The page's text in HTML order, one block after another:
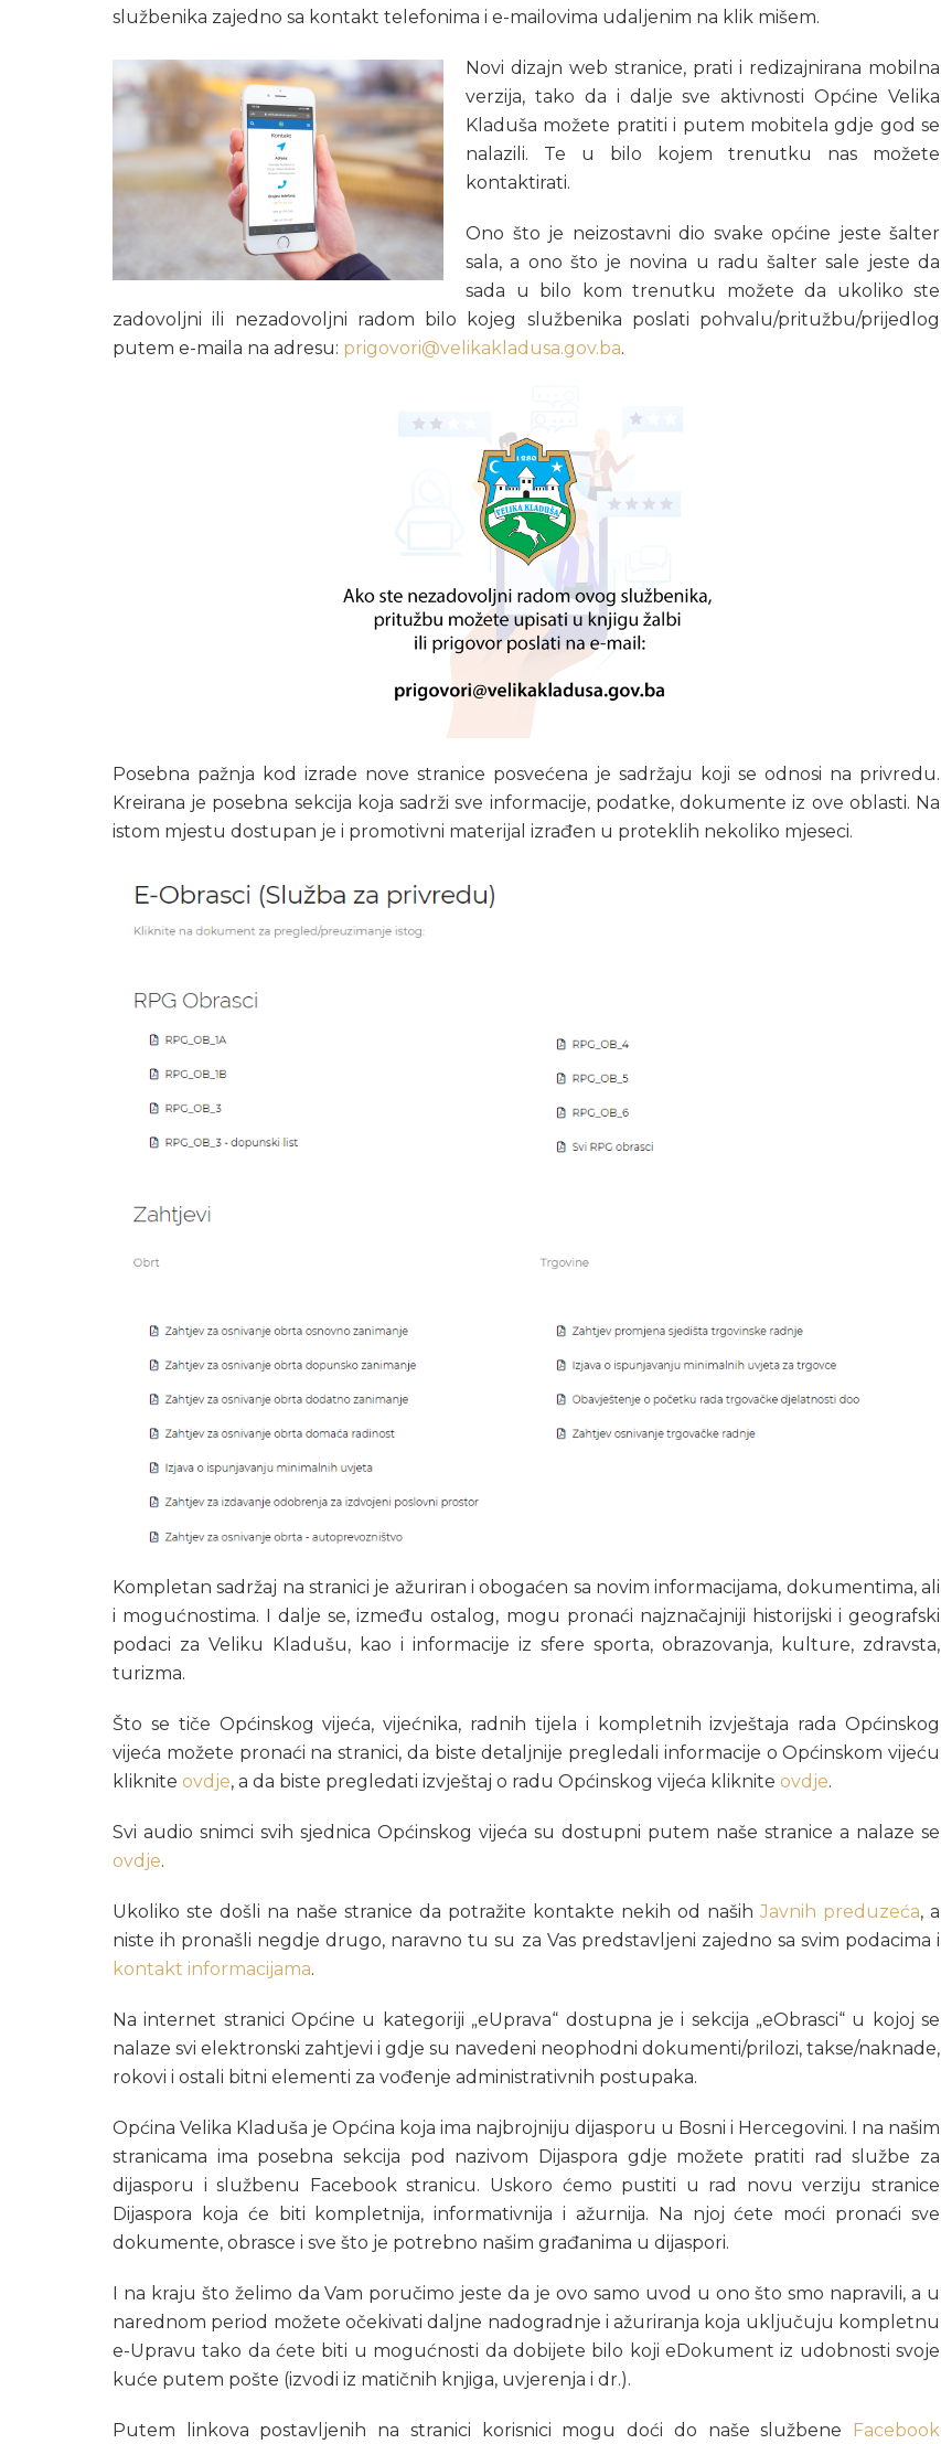
službenika zajedno sa kontakt telefonima i e-mailovima udaljenim na klik mišem.
Novi dizajn web stranice, prati i redizajnirana mobilna
verzija, tako da i dalje sve aktivnosti Općine Velika
Kladuša možete pratiti i putem mobitela gdje god se
nalazili. Te u bilo kojem trenutku nas možete
kontaktirati.
Ono što je neizostavni dio svake općine jeste šalter
sala, a ono što je novina u radu šalter sale jeste da
sada u bilo kom trenutku možete da ukoliko ste
zadovoljni ili nezadovoljni radom bilo kojeg službenika poslati pohvalu/pritužbu/prijedlog
putem e-maila na adresu: prigovori@velikakladusa.gov.ba.
Posebna pažnja kod izrade nove stranice posvećena je sadržaju koji se odnosi na privredu.
Kreirana je posebna sekcija koja sadrži sve informacije, podatke, dokumente iz ove oblasti. Na
istom mjestu dostupan je i promotivni materijal izrađen u proteklih nekoliko mjeseci.
Kompletan sadržaj na stranici je ažuriran i obogaćen sa novim informacijama, dokumentima, ali
i mogućnostima. I dalje se, između ostalog, mogu pronaći najznačajniji historijski i geografski
podaci za Veliku Kladušu, kao i informacije iz sfere sporta, obrazovanja, kulture, zdravsta,
turizma.
Što se tiče Općinskog vijeća, vijećnika, radnih tijela i kompletnih izvještaja rada Općinskog
vijeća možete pronaći na stranici, da biste detaljnije pregledali informacije o Općinskom vijeću
kliknite ovdje, a da biste pregledati izvještaj o radu Općinskog vijeća kliknite ovdje.
Svi audio snimci svih sjednica Općinskog vijeća su dostupni putem naše stranice a nalaze se
ovdje.
Ukoliko ste došli na naše stranice da potražite kontakte nekih od naših Javnih preduzeća, a
niste ih pronašli negdje drugo, naravno tu su za Vas predstavljeni zajedno sa svim podacima i
kontakt informacijama.
Na internet stranici Općine u kategoriji „eUprava“ dostupna je i sekcija „eObrasci“ u kojoj se
nalaze svi elektronski zahtjevi i gdje su navedeni neophodni dokumenti/prilozi, takse/naknade,
rokovi i ostali bitni elementi za vođenje administrativnih postupaka.
Općina Velika Kladuša je Općina koja ima najbrojniju dijasporu u Bosni i Hercegovini. I na našim
stranicama ima posebna sekcija pod nazivom Dijaspora gdje možete pratiti rad službe za
dijasporu i službenu Facebook stranicu. Uskoro ćemo pustiti u rad novu verziju stranice
Dijaspora koja će biti kompletnija, informativnija i ažurnija. Na njoj ćete moći pronaći sve
dokumente, obrasce i sve što je potrebno našim građanima u dijaspori.
I na kraju što želimo da Vam poručimo jeste da je ovo samo uvod u ono što smo napravili, a u
narednom period možete očekivati daljne nadogradnje i ažuriranja koja uključuju kompletnu
e-Upravu tako da ćete biti u mogućnosti da dobijete bilo koji eDokument iz udobnosti svoje
kuće putem pošte (izvodi iz matičnih knjiga, uvjerenja i dr.).
Putem linkova postavljenih na stranici korisnici mogu doći do naše službene Facebook